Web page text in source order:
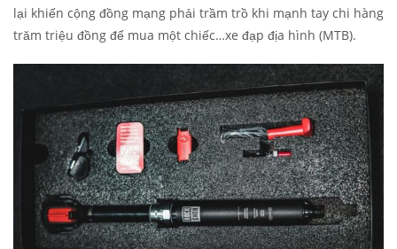
lại khiến cộng đồng mạng phải trầm trồ khi mạnh tay chi hàng
trăm triệu đồng để mua một chiếc…xe đạp địa hình (MTB).